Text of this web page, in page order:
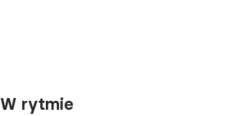
W rytmie